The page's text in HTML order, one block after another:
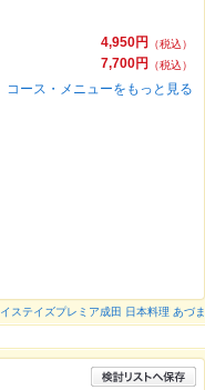
4,950円
（税込）
7,700円
（税込）
コース・メニューをもっと見る
ステイズプレミア成田 日本料理 あづま